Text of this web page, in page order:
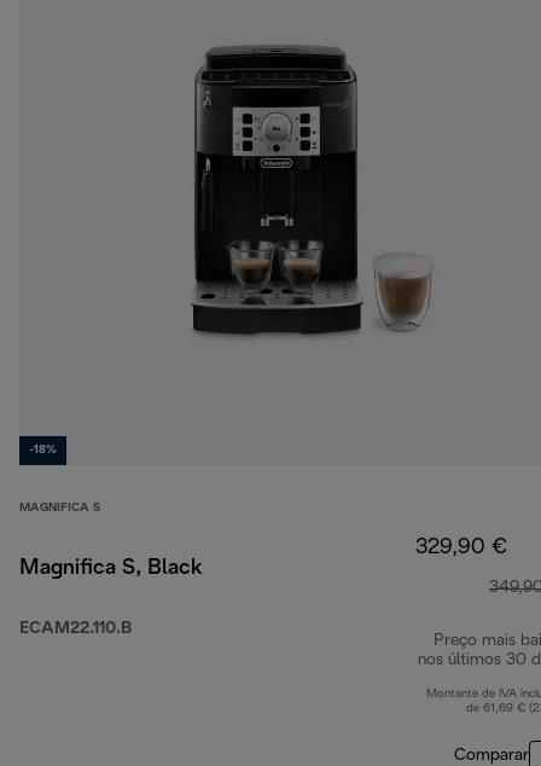
-18%
MAGNIFICA S
Magnifica S, Black
ECAM22.110.B
329,90 €
Preço mais
nos últimos 30
Montante de IVA
de 61,69 €
Comparar